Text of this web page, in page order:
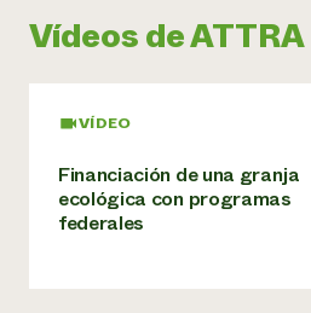
Vídeos de ATTRA
VÍDEO
Financiación de una granja
ecológica con programas
federales